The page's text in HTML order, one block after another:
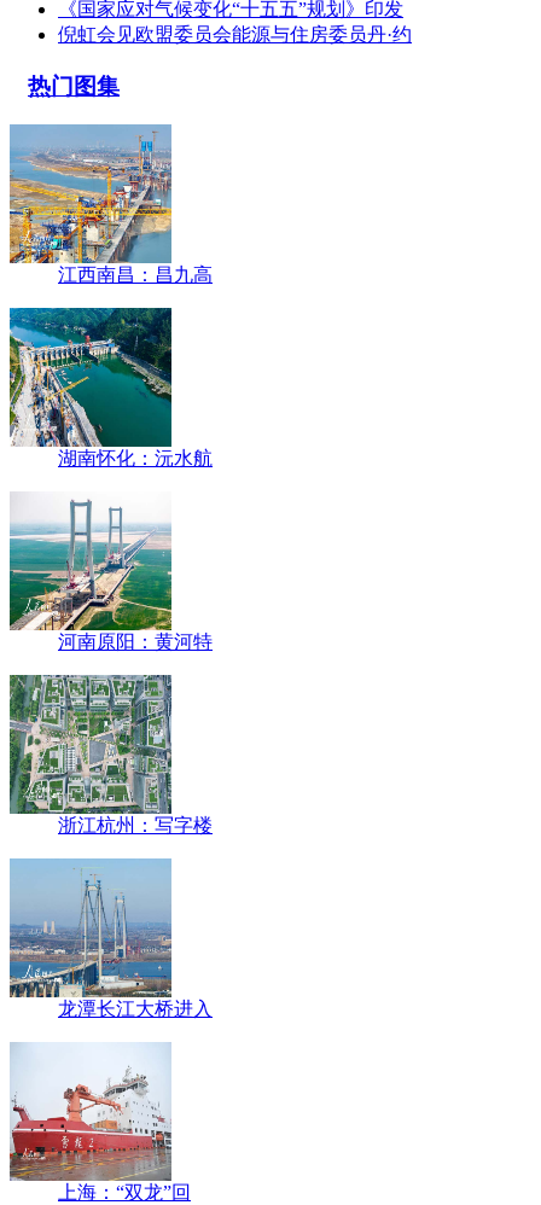
《国家应对气候变化“十五五”规划》印发
倪虹会见欧盟委员会能源与住房委员丹·约
热门图集
江西南昌：昌九高
湖南怀化：沅水航
河南原阳：黄河特
浙江杭州：写字楼
龙潭长江大桥进入
上海：“双龙”回